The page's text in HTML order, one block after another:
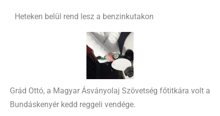
Heteken belül rend lesz a benzinkutakon
Grád Ottó, a Magyar Ásványolaj Szövetség főtitkára volt a
Bundáskenyér kedd reggeli vendége.